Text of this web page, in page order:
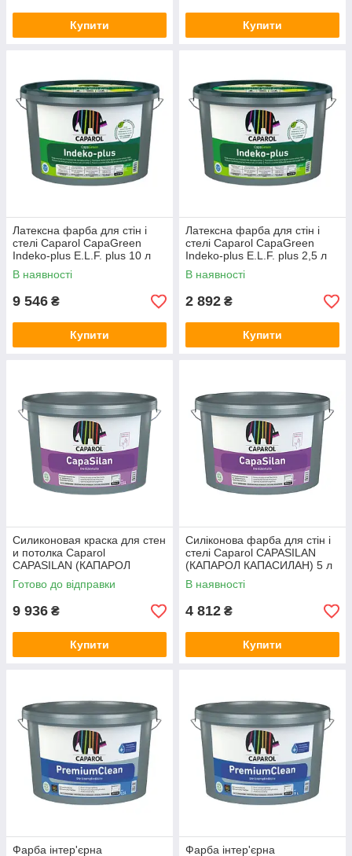
Купити Купити
Латексна фарба для стін і
стелі Caparol CapaGreen
Indeko-plus E.L.F. plus 10 л
В наявності
9 546 ₴
Купити
Латексна фарба для стін і
стелі Caparol CapaGreen
Indeko-plus E.L.F. plus 2,5 л
В наявності
2 892 ₴
Купити
Силиконовая краска для стен
и потолка Caparol
CAPASILAN (КАПАРОЛ
КАПАСИЛАН) 12,5 л
Готово до відправки
9 936 ₴
Купити
Силіконова фарба для стін і
стелі Caparol CAPASILAN
(КАПАРОЛ КАПАСИЛАН) 5 л
В наявності
4 812 ₴
Купити
Фарба інтер'єрна Фарба інтер'єрна